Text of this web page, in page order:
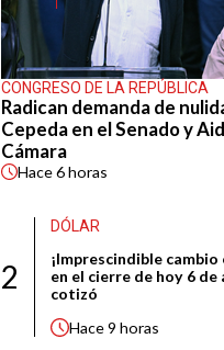
CONGRESO DE LA REPÚBLICA
Radican demanda de
Cepeda en el Senado y
Cámara
Hace6 horas
2
DÓLAR
¡Imprescindible
en el cierre de hoy 6
cotizó
Hace9 horas